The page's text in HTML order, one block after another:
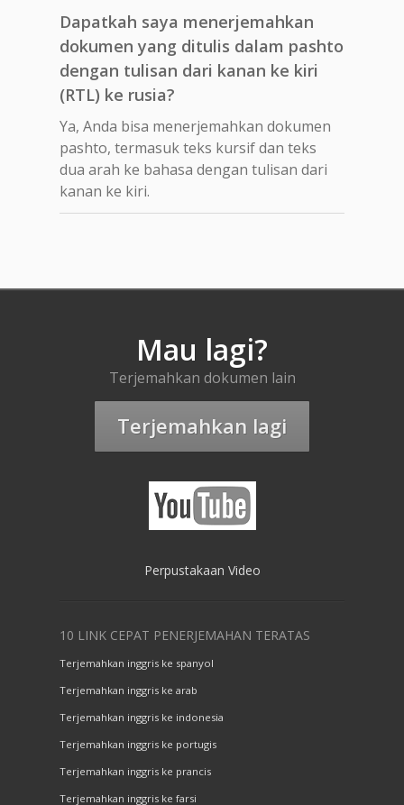
Dapatkah saya menerjemahkan
dokumen yang ditulis dalam pashto
dengan tulisan dari kanan ke kiri
(RTL) ke rusia?
Ya, Anda bisa menerjemahkan dokumen
pashto, termasuk teks kursif dan teks
dua arah ke bahasa dengan tulisan dari
kanan ke kiri.
Mau lagi?
Terjemahkan dokumen lain
Terjemahkan lagi
Perpustakaan Video
10 LINK CEPAT PENERJEMAHAN TERATAS
Terjemahkan inggris ke spanyol
Terjemahkan inggris ke arab
Terjemahkan inggris ke indonesia
Terjemahkan inggris ke portugis
Terjemahkan inggris ke prancis
Terjemahkan inggris ke farsi